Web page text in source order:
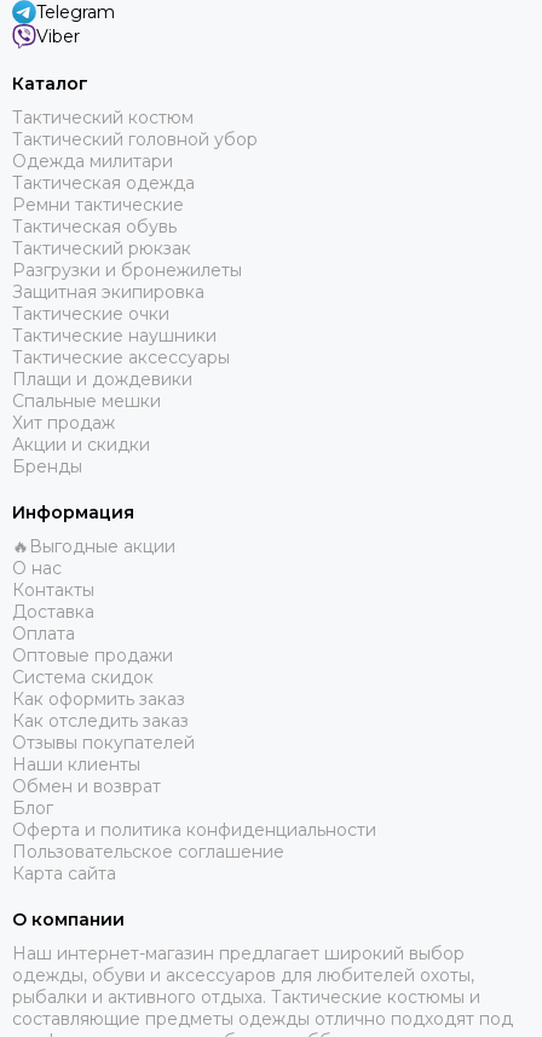
Telegram
Viber
Каталог
Тактический костюм
Тактический головной убор
Одежда милитари
Тактическая одежда
Ремни тактические
Тактическая обувь
Тактический рюкзак
Разгрузки и бронежилеты
Защитная экипировка
Тактические очки
Тактические наушники
Тактические аксессуары
Плащи и дождевики
Спальные мешки
Хит продаж
Акции и скидки
Бренды
Информация
🔥Выгодные акции
О нас
Контакты
Доставка
Оплата
Оптовые продажи
Система скидок
Как оформить заказ
Как отследить заказ
Отзывы покупателей
Наши клиенты
Обмен и возврат
Блог
Оферта и политика конфиденциальности
Пользовательское соглашение
Карта сайта
О компании
Наш интернет-магазин предлагает широкий выбор
одежды, обуви и аксессуаров для любителей охоты,
рыбалки и активного отдыха. Тактические костюмы и
составляющие предметы одежды отлично подходят под